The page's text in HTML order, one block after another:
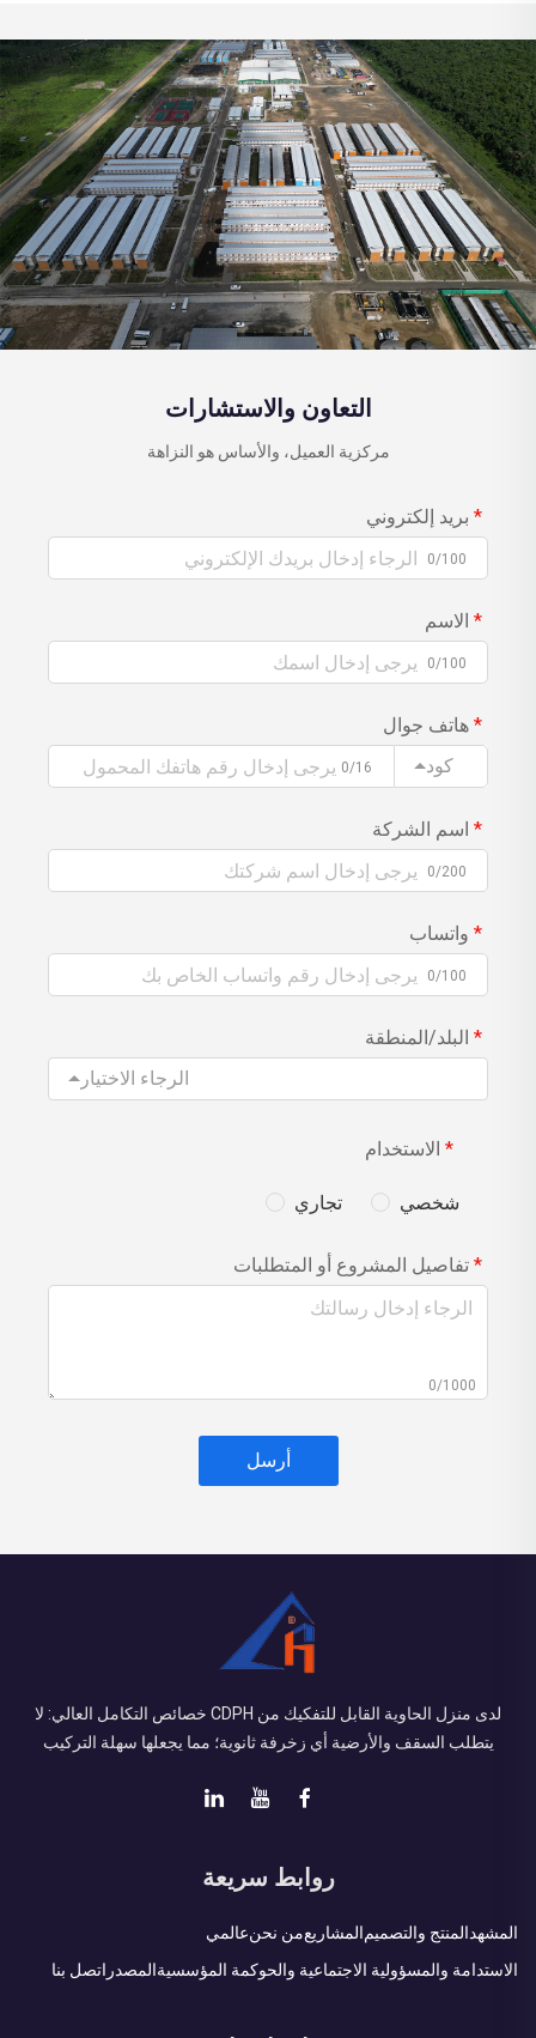
التعاون والاستشارات
مركزية العميل، والأساس هو النزاهة
بريد إلكتروني
0/100
الاسم
0/100
هاتف جوال
كود
0/16
اسم الشركة
0/200
واتساب
0/100
البلد/المنطقة
الرجاء الاختيار
الاستخدام
شخصي تجاري
تفاصيل المشروع أو المتطلبات
0/1000
أرسل
لدى منزل الحاوية القابل للتفكيك من CDPH خصائص التكامل العالي: لا
يتطلب السقف والأرضية أي زخرفة ثانوية؛ مما يجعلها سهلة التركيب
روابط سريعة
المشهدالمنتج والتصميمالمشاريعمن نحنعالمي
الاستدامة والمسؤولية الاجتماعية والحوكمة المؤسسيةالمصدر اتصل بنا